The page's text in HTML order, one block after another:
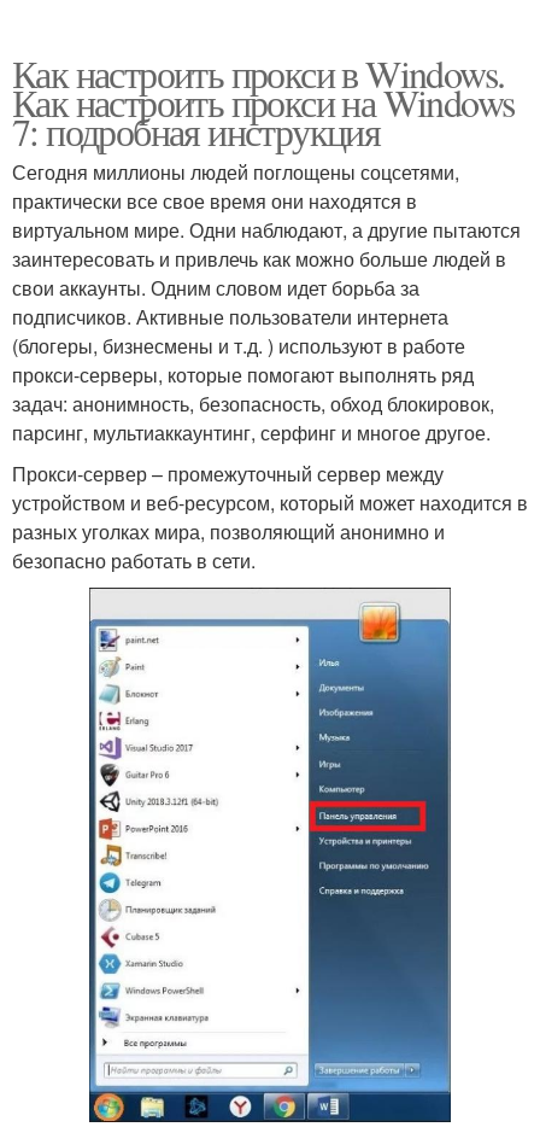
Как настроить прокси в Windows.
Как настроить прокси на Windows
7: подробная инструкция
Сегодня миллионы людей поглощены соцсетями,
практически все свое время они находятся в
виртуальном мире. Одни наблюдают, а другие пытаются
заинтересовать и привлечь как можно больше людей в
свои аккаунты. Одним словом идет борьба за
подписчиков. Активные пользователи интернета
(блогеры, бизнесмены и т.д. ) используют в работе
прокси-серверы, которые помогают выполнять ряд
задач: анонимность, безопасность, обход блокировок,
парсинг, мультиаккаунтинг, серфинг и многое другое.
Прокси-сервер – промежуточный сервер между
устройством и веб-ресурсом, который может находится в
разных уголках мира, позволяющий анонимно и
безопасно работать в сети.